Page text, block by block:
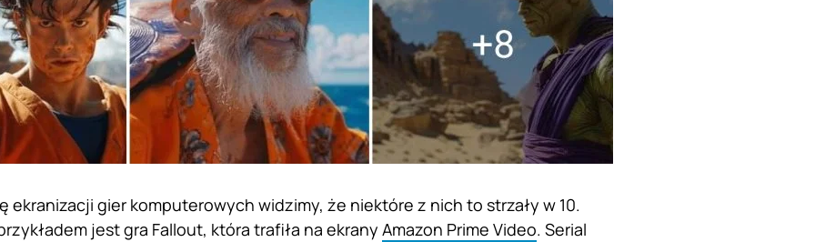
ekranizacji gier komputerowych widzimy, że niektóre z nich to strzały w 10.
jest gra Fallout, która trafiła na ekrany Amazon Prime Video. Serial